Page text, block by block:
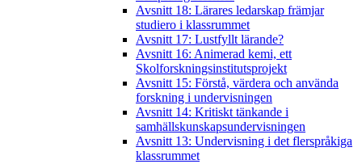
Avsnitt 18: Lärares ledarskap främjar
studiero i klassrummet
Avsnitt 17: Lustfyllt lärande?
Avsnitt 16: Animerad kemi, ett
Skolforskningsinstitutsprojekt
Avsnitt 15: Förstå, värdera och använda
forskning i undervisningen
Avsnitt 14: Kritiskt tänkande i
samhällskunskapsundervisningen
Avsnitt 13: Undervisning i det flerspråkiga
klassrummet